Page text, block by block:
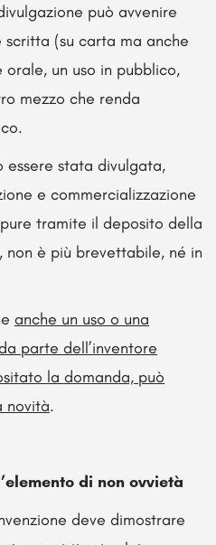
può avvenire
(su carta ma anche
un uso in pubblico,
mezzo che renda
essere stata divulgata,
e commercializzazione
tramite il deposito della
è più brevettabile, né in
anche un uso o una
parte dell’inventore
la domanda, può
novità.
di non ovvietà
deve dimostrare